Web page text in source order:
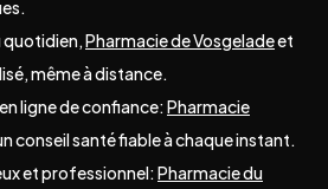
quotidien,Pharmacie de Vosgeladeet
même à distance.
ligne de confiance: Pharmacie
conseil santé fiable à chaque instant.
et professionnel: Pharmacie du